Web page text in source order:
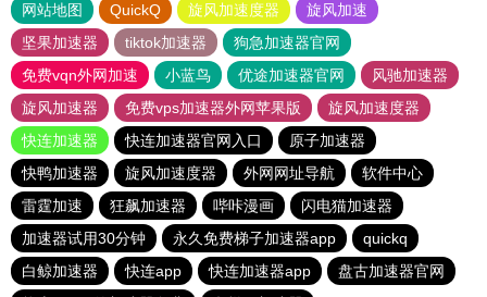
网站地图 QuickQ 旋风加速度器
旋风加速
坚果加速器
tiktok加速器
狗急加速器官网
免费vqn外网加速
小蓝鸟 优途加速器官网
风驰加速器
旋风加速器
免费vps加速器外网苹果版
旋风加速度器
快连加速器
快连加速器官网入口
原子加速器
快鸭加速器
旋风加速度器 外网网址导航
软件中心
雷霆加速
狂飙加速器 哔咔漫画
闪电猫加速器
加速器试用30分钟
永久免费梯子加速器app
quickq
白鲸加速器
快连app 快连加速器app
盘古加速器官网